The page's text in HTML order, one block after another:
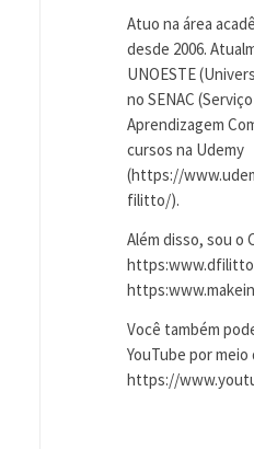
Atuo na área
desde 2006.
UNOESTE
no SENAC
Aprendizagem
cursos na Udemy
(https://
filitto/).
Além disso, sou o
Você também
YouTube por
https://